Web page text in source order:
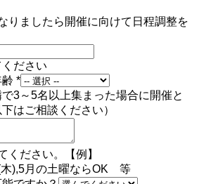
りましたら開催に向けて日程調整を
ださい
*
3～5名以上集まった場合に開催と
はご相談ください）
ください。【例】
木),5月の土曜ならOK 等